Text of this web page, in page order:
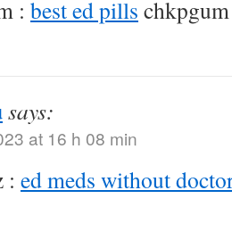
: best ed pills chkpgum
says:
at 16 h 08 min
: ed meds without